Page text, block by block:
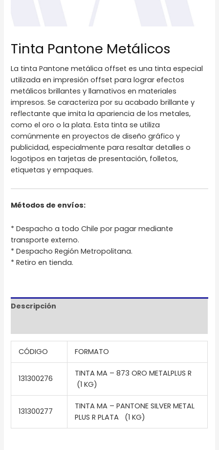
Tinta Pantone Metálicos
La tinta Pantone metálica offset es una tinta especial
utilizada en impresión offset para lograr efectos
metálicos brillantes y llamativos en materiales
impresos. Se caracteriza por su acabado brillante y
reflectante que imita la apariencia de los metales,
como el oro o la plata. Esta tinta se utiliza
comúnmente en proyectos de diseño gráfico y
publicidad, especialmente para resaltar detalles o
logotipos en tarjetas de presentación, folletos,
etiquetas y empaques.
Métodos de envíos:
* Despacho a todo Chile por pagar mediante
transporte externo.
* Despacho Región Metropolitana.
* Retiro en tienda.
Descripción
CÓDIGO FORMATO
131300276
TINTA MA – 873 ORO METALPLUS R
(1 KG)
131300277
TINTA MA – PANTONE SILVER METAL
PLUS R PLATA (1 KG)